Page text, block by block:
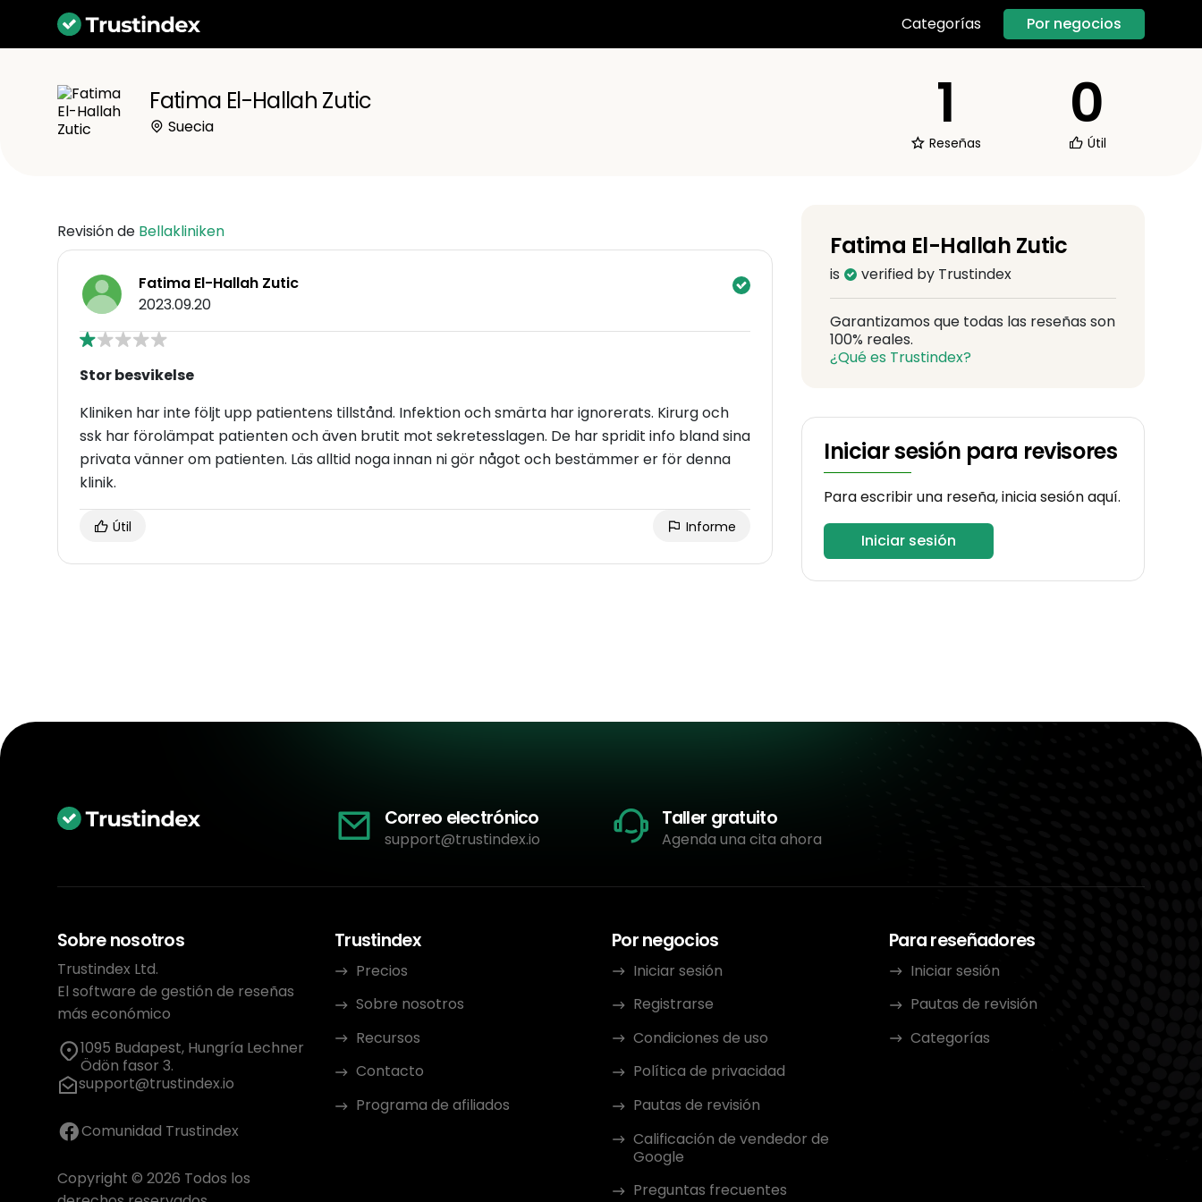
Categorías Por negocios
Fatima El-Hallah Zutic
Suecia 1
Reseñas
0
Útil
Revisión de Bellakliniken
Fatima El-Hallah Zutic
2023.09.20
Stor besvikelse
Kliniken har inte följt upp patientens tillstånd. Infektion och smärta har ignorerats. Kirurg och
ssk har förolämpat patienten och även brutit mot sekretesslagen. De har spridit info bland sina
privata vänner om patienten. Läs alltid noga innan ni gör något och bestämmer er för denna
klinik.
Útil Informe
Fatima El-Hallah Zutic
is verified by Trustindex
Garantizamos que todas las reseñas son
100% reales.
¿Qué es Trustindex?
Iniciar sesión para revisores
Para escribir una reseña, inicia sesión aquí.
Iniciar sesión
Correo electrónico
support@trustindex.io
Taller gratuito
Agenda una cita ahora
Sobre nosotros
Trustindex Ltd.
El software de gestión de reseñas
más económico
1095 Budapest, Hungría Lechner
Ödön fasor 3.
support@trustindex.io
Comunidad Trustindex
Copyright © 2026 Todos los
Trustindex
Precios
Sobre nosotros
Recursos
Contacto
Programa de afiliados
Por negocios
Iniciar sesión
Registrarse
Condiciones de uso
Política de privacidad
Pautas de revisión
Calificación de vendedor de
Google
Preguntas frecuentes
Para reseñadores
Iniciar sesión
Pautas de revisión
Categorías